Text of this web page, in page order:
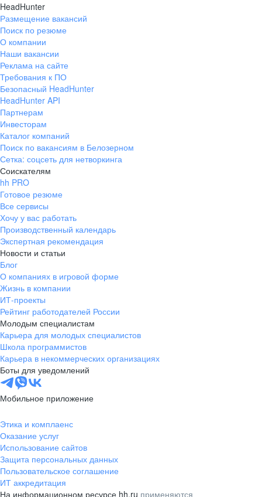
HeadHunter
Размещение вакансий
Поиск по резюме
О компании
Наши вакансии
Реклама на сайте
Требования к ПО
Безопасный HeadHunter
HeadHunter API
Партнерам
Инвесторам
Каталог компаний
Поиск по вакансиям в Белозерном
Сетка: соцсеть для нетворкинга
Соискателям
hh PRO
Готовое резюме
Все сервисы
Хочу у вас работать
Производственный календарь
Экспертная рекомендация
Новости и статьи
Блог
О компаниях в игровой форме
Жизнь в компании
ИТ-проекты
Рейтинг работодателей России
Молодым специалистам
Карьера для молодых специалистов
Школа программистов
Карьера в некоммерческих организациях
Боты для уведомлений
Мобильное приложение
Этика и комплаенс
Оказание услуг
Использование сайтов
Защита персональных данных
Пользовательское соглашение
ИТ аккредитация
На информационном ресурсе hh.ru применяются